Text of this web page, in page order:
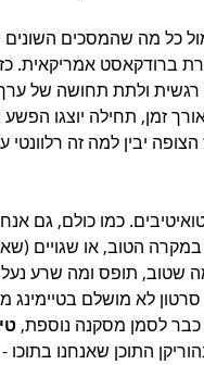
כל מה שהמסכים השונים
ברודקאסט אמריקאית.
רגשית ולתת תחושה של
זמן, תחילה יוצגו הפשע
כמו כולם, גם
במקרה הטוב, או שגויים
שטוב, תופס ומה שרע
סרטון לא מושלם
לסמן מסקנה נוספת,
התוכן שאנחנו בתוכו -